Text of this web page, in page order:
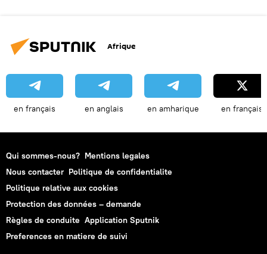
Afrique
en français en anglais en amharique en français
Qui sommes-nous? Mentions legales
Nous contacter Politique de confidentialite
Politique relative aux cookies
Protection des données – demande
Règles de conduite Application Sputnik
Preferences en matiere de suivi